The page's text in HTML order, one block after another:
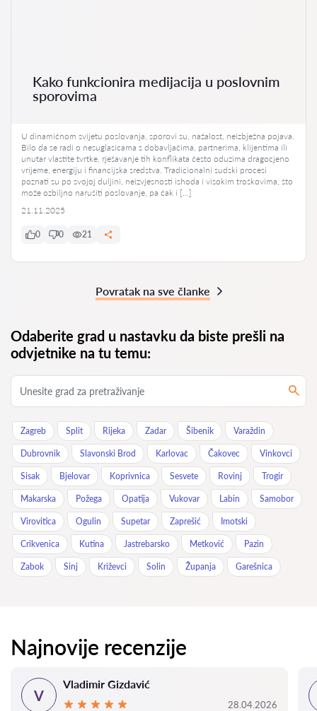
Kako funkcionira medijacija u poslovnim
sporovima
U dinamičnom svijetu poslovanja, sporovi su, nažalost, neizbježna pojava.
Bilo da se radi o nesuglasicama s dobavljačima, partnerima, klijentima ili
unutar vlastite tvrtke, rješavanje tih konflikata često oduzima dragocjeno
vrijeme, energiju i financijska sredstva. Tradicionalni sudski procesi
poznati su po svojoj duljini, neizvjesnosti ishoda i visokim troškovima, što
može ozbiljno narušiti poslovanje, pa čak i […]
21.11.2025
0 0 21
Povratak na sve članke
Odaberite grad u nastavku da biste prešli na
odvjetnike na tu temu:
Zagreb Split Rijeka Zadar Šibenik Varaždin
Dubrovnik Slavonski Brod Karlovac Čakovec Vinkovci
Sisak Bjelovar Koprivnica Sesvete Rovinj Trogir
Makarska Požega Opatija Vukovar Labin Samobor
Virovitica Ogulin Supetar Zaprešić Imotski
Crikvenica Kutina Jastrebarsko Metković Pazin
Zabok Sinj Križevci Solin Županja Garešnica
Najnovije recenzije
V
Vladimir Gizdavić
28.04.2026